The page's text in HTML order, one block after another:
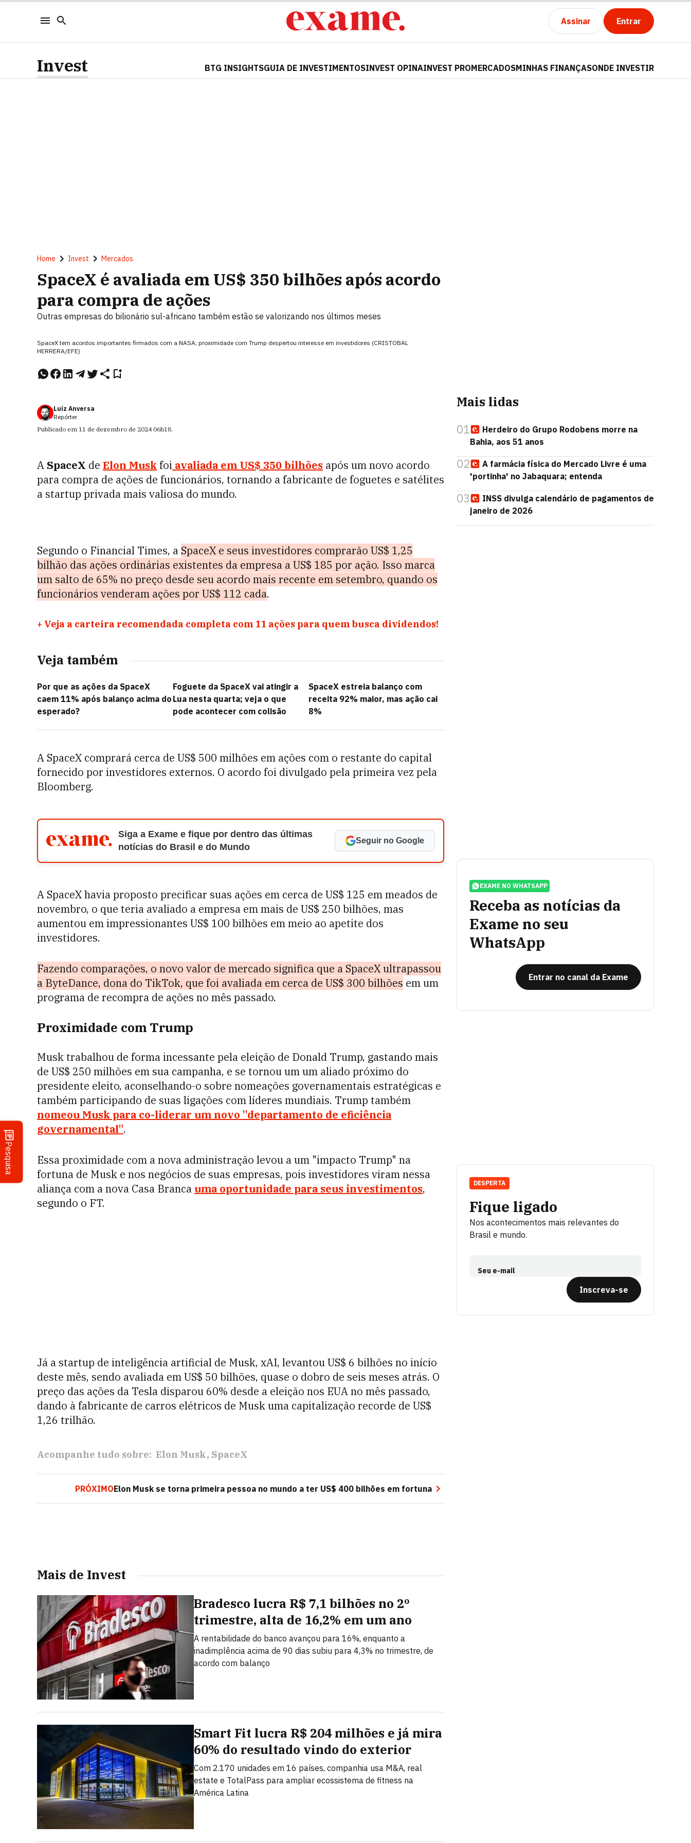
Assinar Entrar
Pesquisa
Invest BTG INSIGHTSGUIA DE INVESTIMENTOSINVEST OPINAINVEST PROMERCADOSMINHAS FINANÇASONDE INVESTIR
Home Invest Mercados
SpaceX é avaliada em US$ 350 bilhões após acordo
para compra de ações
Outras empresas do bilionário sul-africano também estão se valorizando nos últimos meses
SpaceX tem acordos importantes firmados com a NASA; proximidade com Trump despertou interesse em investidores (CRISTOBAL
HERRERA/EFE)
Luiz Anversa
Repórter
Publicado em 11 de dezembro de 2024 06h18.
A SpaceX de Elon Musk foi avaliada em US$ 350 bilhões após um novo acordo
para compra de ações de funcionários, tornando a fabricante de foguetes e satélites
a startup privada mais valiosa do mundo.
Segundo o Financial Times, a SpaceX e seus investidores comprarão US$ 1,25
bilhão das ações ordinárias existentes da empresa a US$ 185 por ação. Isso marca
um salto de 65% no preço desde seu acordo mais recente em setembro, quando os
funcionários venderam ações por US$ 112 cada.
+ Veja a carteira recomendada completa com 11 ações para quem busca dividendos!
Veja também
Por que as ações da SpaceX
caem 11% após balanço acima do
esperado?
Foguete da SpaceX vai atingir a
Lua nesta quarta; veja o que
pode acontecer com colisão
SpaceX estreia balanço com
receita 92% maior, mas ação cai
8%
A SpaceX comprará cerca de US$ 500 milhões em ações com o restante do capital
fornecido por investidores externos. O acordo foi divulgado pela primeira vez pela
Bloomberg.
Siga a Exame e fique por dentro das últimas
notícias do Brasil e do Mundo
Seguir no Google
A SpaceX havia proposto precificar suas ações em cerca de US$ 125 em meados de
novembro, o que teria avaliado a empresa em mais de US$ 250 bilhões, mas
aumentou em impressionantes US$ 100 bilhões em meio ao apetite dos
investidores.
Fazendo comparações, o novo valor de mercado significa que a SpaceX ultrapassou
a ByteDance, dona do TikTok, que foi avaliada em cerca de US$ 300 bilhões em um
programa de recompra de ações no mês passado.
Proximidade com Trump
Musk trabalhou de forma incessante pela eleição de Donald Trump, gastando mais
de US$ 250 milhões em sua campanha, e se tornou um um aliado próximo do
presidente eleito, aconselhando-o sobre nomeações governamentais estratégicas e
também participando de suas ligações com líderes mundiais. Trump também
nomeou Musk para co-liderar um novo "departamento de eficiência
governamental".
Essa proximidade com a nova administração levou a um "impacto Trump" na
fortuna de Musk e nos negócios de suas empresas, pois investidores viram nessa
aliança com a nova Casa Brancauma oportunidade para seus investimentos,
segundo o FT.
Já a startup de inteligência artificial de Musk, xAI, levantou US$ 6 bilhões no início
deste mês, sendo avaliada em US$ 50 bilhões, quase o dobro de seis meses atrás. O
preço das ações da Tesla disparou 60% desde a eleição nos EUA no mês passado,
dando à fabricante de carros elétricos de Musk uma capitalização recorde de US$
1,26 trilhão.
Acompanhe tudo sobre: Elon Musk SpaceX
PRÓXIMOElon Musk se torna primeira pessoa no mundo a ter US$ 400 bilhões em fortuna
Mais de Invest
Bradesco lucra R$ 7,1 bilhões no 2º
trimestre, alta de 16,2% em um ano
A rentabilidade do banco avançou para 16%, enquanto a
inadimplência acima de 90 dias subiu para 4,3% no trimestre, de
acordo com balanço
Smart Fit lucra R$ 204 milhões e já mira
60% do resultado vindo do exterior
Com 2.170 unidades em 16 países, companhia usa M&A, real
estate e TotalPass para ampliar ecossistema de fitness na
América Latina
Mais lidas
01
Herdeiro do Grupo Rodobens morre na
Bahia, aos 51 anos
02
A farmácia física do Mercado Livre é uma
'portinha' no Jabaquara; entenda
03
INSS divulga calendário de pagamentos de
janeiro de 2026
EXAME NO WHATSAPP
Receba as notícias da
Exame no seu
WhatsApp
Entrar no canal da Exame
Fique ligado
Nos acontecimentos mais relevantes do
Brasil e mundo.
Seu e-mail
Inscreva-se
DESPERTA